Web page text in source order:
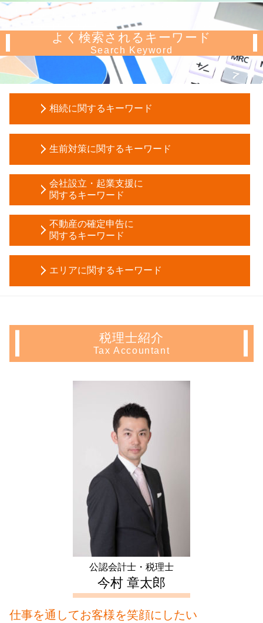
よく検索されるキーワード
Search Keyword
相続に関するキーワード
会社 相続 税金
相続税 延納
自筆証書遺言 費用
法定相続分 とは
贈与税 申告漏れ
相続 税率
公正証書遺言 遺留分
贈与税 配偶者控除
相続税 申告 自分で
マンション 相続税対策
生前対策に関するキーワード
任意後見 受任者
孫 生前贈与
任意後見 費用
不動産 信託受益権
家族信託 デメリット
教育資金 一括贈与
家族信託 手続き
任意後見人 デメリット
会社設立・起業支援に
関するキーワード
合同会社 設立 流れ
会社設立 税務署
新規事業 計画書
資本金 増資 方法
株式会社 設立登記申請書
節税 会社設立
資本金 増資 手続き
不動産の確定申告に
関するキーワード
住宅ローン控除 必要書類
住宅 売却 確定申告
住宅ローン控除 条件
譲渡 所得 確定申告
住宅ローン控除 確定申告
不動産 売却 赤字 確定申告
家賃 収入 確定申告
青色 申告 不動産 所得 サラリーマン
アパート経営 確定申告
確定申告 不動産 所得 書き方
エリアに関するキーワード
会社設立 神奈川県 相談
生前対策 中野区 会計士
生前対策 埼玉県 税理士
生前対策 文京区 会計士
起業支援 中野区 税理士
会社設立 千葉県 税理士
相続 東京都 税理士
生前対策 豊島区 会計士
会社設立 千葉県 会計士
生前対策 中野区 相談
会社設立 埼玉県 相談
起業支援 神奈川県 税理士
生前対策 東京都 会計士
不動産 確定申告 千葉県 税理士
税理士紹介
Tax Accountant
公認会計士・税理士
今村 章太郎
仕事を通してお客様を笑顔にしたい